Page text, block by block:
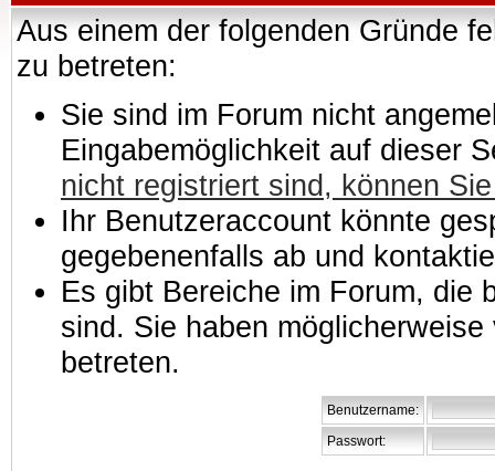
Aus einem der folgenden Gründe
zu betreten:
Sie sind im Forum nicht
Eingabemöglichkeit auf dieser
nicht registriert sind, können
Ihr Benutzeraccount könnte
gegebenenfalls ab und
Es gibt Bereiche im Forum, die
sind. Sie haben
betreten.
Benutzername:
Passwort: